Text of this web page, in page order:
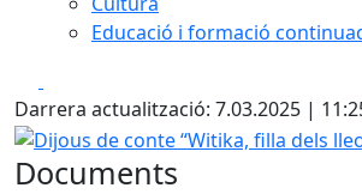
Educació i formació
Darrera actualització: 7.03.2025 |
Dijous de conte “Witika, filla dels
Documents